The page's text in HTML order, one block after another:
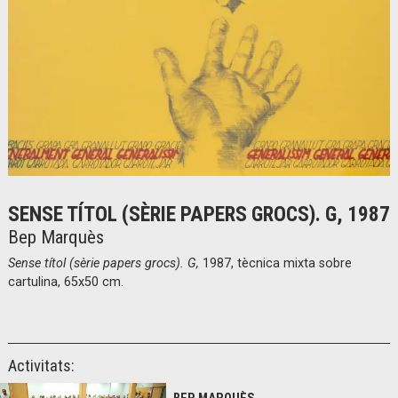
SENSE TÍTOL (SÈRIE PAPERS GROCS). G, 1987
Bep Marquès
Sense títol (sèrie papers grocs). G, 1987, tècnica mixta sobre
cartulina, 65x50 cm.
Activitats: